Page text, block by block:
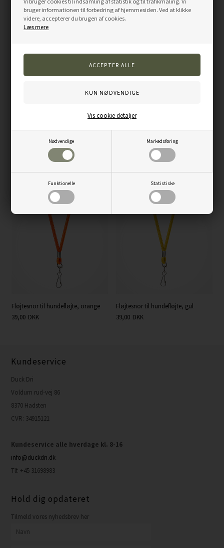
bruger informationen til forbedring af hjemmesiden. Ved at klikke
videre, accepterer du brugen af cookies.
Læs mere
Nødvendige Markedsføring
Funktionelle Statistiske
Vis cookie detaljer
Varenummer:LY01-PURPLE
vælg selv farve
Fløjtesnor til hundefløjte, orange
39,00 DKK
Fløjtesnor til hundefløjte, gul
39,00 DKK
Kundeservice
Duck Dri
Voldum rud-vej 86
8370 Hadsten
CVR: 34915121
Kundeservice alle hverdage kl. 8-16
info@duckdri.dk
Tlf. +45 31698983
Hold dig opdateret
Tilmeld vores nyhedsbrev her